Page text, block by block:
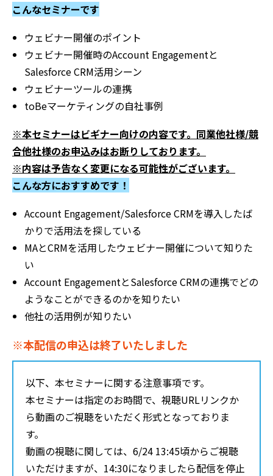
こんなセミナーです
ウェビナー開催のポイント
ウェビナー開催時のAccount Engagementと
Salesforce CRM活用シーン
ウェビナーツールの連携
toBeマーケティングの自社事例
※本セミナーはビギナー向けの内容です。同業他社様/競
合他社様のお申込みはお断りしております。
※内容は予告なく変更になる可能性がございます。
こんな方におすすめです！
Account Engagement/Salesforce CRMを導入したば
かりで活用法を探している
MAとCRMを活用したウェビナー開催について知りた
い
Account EngagementとSalesforce CRMの連携でどの
ようなことができるのかを知りたい
他社の活用例が知りたい
※本配信の申込は終了いたしました
以下、本セミナーに関する注意事項です。
本セミナーは指定のお時間で、視聴URLリンクか
ら動画のご視聴をいただく形式となっておりま
す。
動画の視聴に関しては、6/24 13:45頃からご視聴
いただけますが、14:30になりましたら配信を停止